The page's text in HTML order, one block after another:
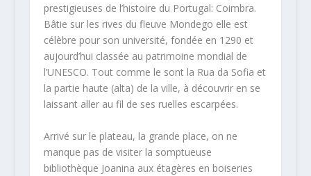
prestigieuses de l’histoire du Portugal: Coimbra.
Bâtie sur les rives du fleuve Mondego elle est
célèbre pour son université, fondée en 1290 et
aujourd’hui classée au patrimoine mondial de
l’UNESCO. Tout comme le sont la Rua da Sofia et
la partie haute (alta) de la ville, à découvrir en se
laissant aller au fil de ses ruelles escarpées.
Arrivé sur le plateau, la grande place, on ne
manque pas de visiter la somptueuse
bibliothèque Joanina aux étagères en boiseries